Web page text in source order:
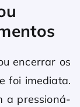
encerrar os
foi imediata.
a pressioná-